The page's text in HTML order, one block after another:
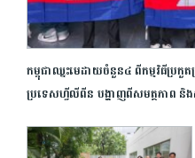
កម្ពុជាឈ្នះមេដាយចំនួន៤ ពីកម្មវិធីប្
ប្រទេសហ្វីលីពីន បង្ហាញពីសមត្ថភាព និ